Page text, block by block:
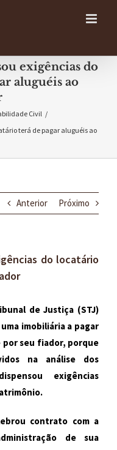
exigências do
aluguéis ao
Civil /
terá de pagar aluguéis ao
Anterior Próximo
do locatário
de Justiça (STJ)
imobiliária a pagar
por seu fiador, porque
na análise dos
exigências
contrato com a
de sua